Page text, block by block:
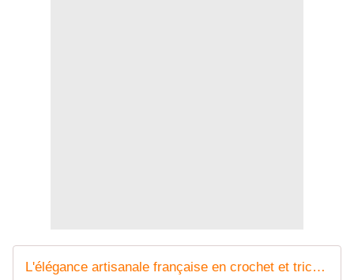
L'élégance artisanale française en crochet et tricot | Paule Rigaud